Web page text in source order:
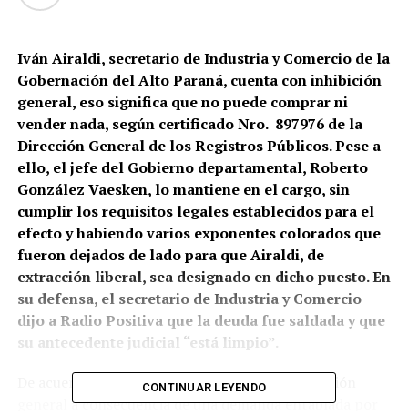
Iván Airaldi, secretario de Industria y Comercio de la
Gobernación del Alto Paraná, cuenta con inhibición
general, eso significa que no puede comprar ni
vender nada, según certificado Nro. 897976 de la
Dirección General de los Registros Públicos. Pese a
ello, el jefe del Gobierno departamental, Roberto
González Vaesken, lo mantiene en el cargo, sin
cumplir los requisitos legales establecidos para el
efecto y habiendo varios exponentes colorados que
fueron dejados de lado para que Airaldi, de
extracción liberal, sea designado en dicho puesto. En
su defensa, el secretario de Industria y Comercio
dijo a Radio Positiva que la deuda fue saldada y que
su antecedente judicial “está limpio”.
De acuerdo al certificado, Airaldi registra inhibición
general a consecuencia de una demanda entablada por
CONTINUAR LEYENDO